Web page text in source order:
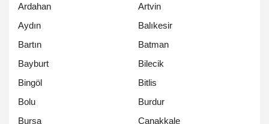
Ardahan
Artvin
Aydın
Balıkesir
Bartın
Batman
Bayburt
Bilecik
Bingöl
Bitlis
Bolu
Burdur
Bursa
Çanakkale